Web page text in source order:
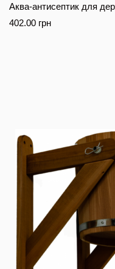
Аква-антисептик для
402.00 грн